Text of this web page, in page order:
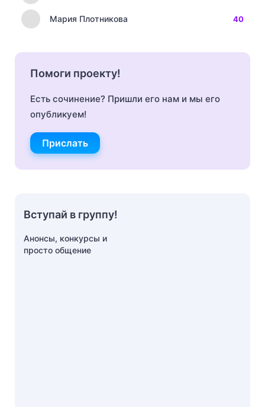
Мария Плотникова 40
Помоги проекту!
Есть сочинение? Пришли его нам и мы его
опубликуем!
Прислать
Вступай в группу!
Анонсы, конкурсы и
просто общение